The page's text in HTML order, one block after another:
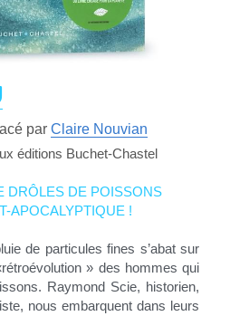
par Claire Nouvian
éditions Buchet-Chastel
DRÔLES DE POISSONS
APOCALYPTIQUE !
de particules fines s’abat sur
» des hommes qui
Raymond Scie, historien,
nous embarquent dans leurs